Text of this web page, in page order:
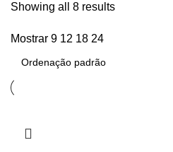
Showing all 8 results
Mostrar 9 12 18 24